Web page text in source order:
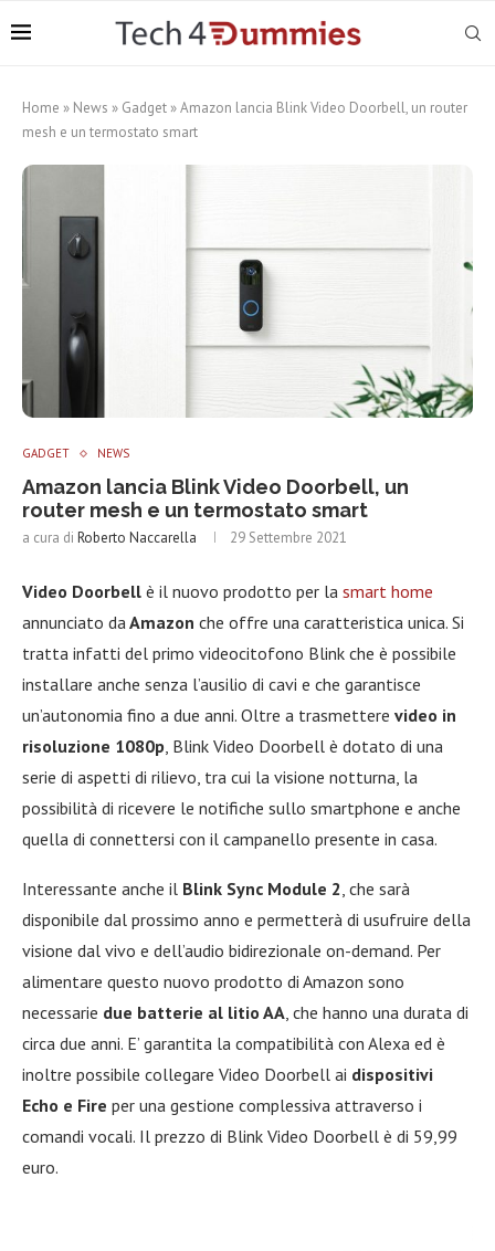
Home » News » Gadget »Amazon lancia Blink Video Doorbell, un router
mesh e un termostato smart
GADGET NEWS
Amazon lancia Blink Video Doorbell, un
router mesh e un termostato smart
a cura di Roberto Naccarella 29 Settembre 2021
Video Doorbell è il nuovo prodotto per la smart home
annunciato daAmazon che offre una caratteristica unica. Si
tratta infatti del primo videocitofono Blink che è possibile
installare anche senza l’ausilio di cavi e che garantisce
un’autonomia fino a due anni. Oltre a trasmettere video in
risoluzione 1080p, Blink Video Doorbell è dotato di una
serie di aspetti di rilievo, tra cui la visione notturna, la
possibilità di ricevere le notifiche sullo smartphone e anche
quella di connettersi con il campanello presente in casa.
Interessante anche il Blink Sync Module 2, che sarà
disponibile dal prossimo anno e permetterà di usufruire della
visione dal vivo e dell’audio bidirezionale on-demand. Per
alimentare questo nuovo prodotto di Amazon sono
necessarie due batterie al litio AA, che hanno una durata di
circa due anni. E’ garantita la compatibilità con Alexa ed è
inoltre possibile collegare Video Doorbell ai dispositivi
Echo e Fire per una gestione complessiva attraverso i
comandi vocali. Il prezzo di Blink Video Doorbell è di 59,99
euro.